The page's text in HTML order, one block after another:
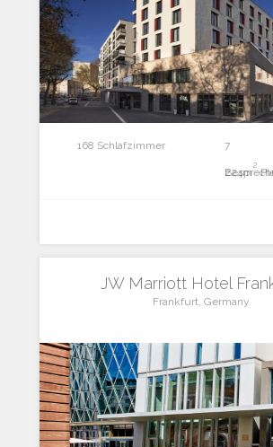
168 Schlafzimmer 7
224m
2
JW Marriott Hotel
Frankfurt, Germany